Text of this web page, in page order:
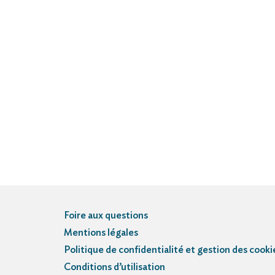
Foire aux questions
Mentions légales
Politique de confidentialité et gestion des
Conditions d’utilisation